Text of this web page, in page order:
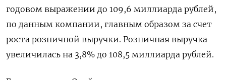
годовом выражении до 109,6 миллиарда рублей,
по данным компании, главным образом за счет
роста розничной выручки. Розничная выручка
увеличилась на 3,8% до 108,5 миллиарда рублей.